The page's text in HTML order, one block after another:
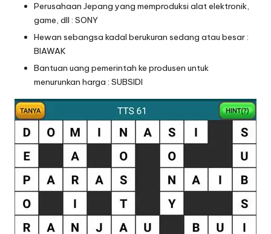
Perusahaan Jepang yang memproduksi alat elektronik,
game, dll : SONY
Hewan sebangsa kadal berukuran sedang atau besar :
BIAWAK
Bantuan uang pemerintah ke produsen untuk
menurunkan harga : SUBSIDI